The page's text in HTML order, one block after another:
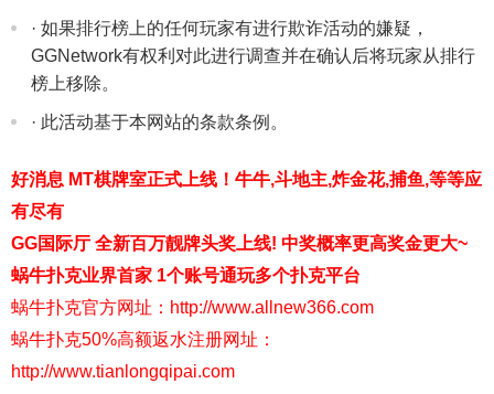
· 如果排行榜上的任何玩家有进行欺诈活动的嫌疑，
GGNetwork有权利对此进行调查并在确认后将玩家从排行
榜上移除。
· 此活动基于本网站的条款条例。
好消息 MT棋牌室正式上线！牛牛,斗地主,炸金花,捕鱼,等等应
有尽有
GG国际厅 全新百万靓牌头奖上线! 中奖概率更高奖金更大~
蜗牛扑克业界首家 1个账号通玩多个扑克平台
蜗牛扑克官方网址：http://www.allnew366.com
蜗牛扑克50%高额返水注册网址：
http://www.tianlongqipai.com